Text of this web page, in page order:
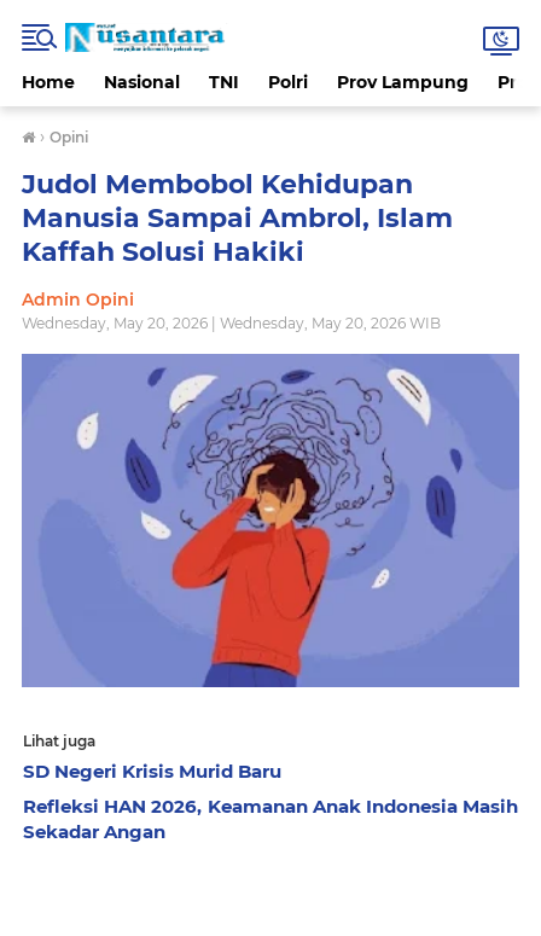
Home Nasional TNI Polri Prov Lampung
› Opini
Judol Membobol Kehidupan
Manusia Sampai Ambrol, Islam
Kaffah Solusi Hakiki
Admin Opini
Wednesday, May 20, 2026 | Wednesday, May 20, 2026 WIB
Lihat juga
SD Negeri Krisis Murid Baru
Refleksi HAN 2026, Keamanan Anak Indonesia Masih
Sekadar Angan